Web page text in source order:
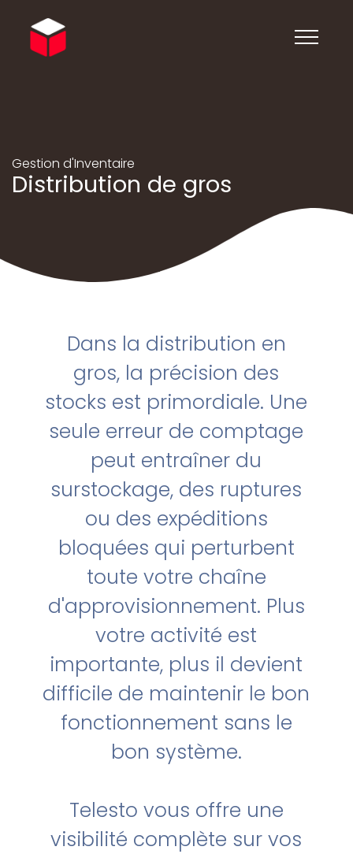
Gestion d'Inventaire
Distribution de gros
Dans la distribution en
gros, la précision des
stocks est primordiale. Une
seule erreur de comptage
peut entraîner du
surstockage, des ruptures
ou des expéditions
bloquées qui perturbent
toute votre chaîne
d'approvisionnement. Plus
votre activité est
importante, plus il devient
difficile de maintenir le bon
fonctionnement sans le
bon système.
Telesto vous offre une
visibilité complète sur vos